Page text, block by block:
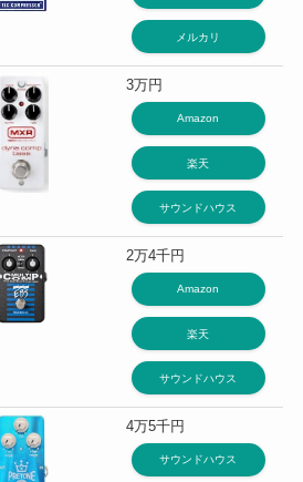
メルカリ
3万円
Amazon
楽天
サウンドハウス
2万4千円
Amazon
楽天
サウンドハウス
4万5千円
サウンドハウス